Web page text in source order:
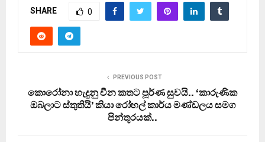
SHARE 0
PREVIOUS POST
කොරෝනා හැදුනු චීන කතට පූර්ණ සුවයි.. ‘කාරුණික
ඔබලාට ස්තුතියි’ කියා රෝහල් කාර්ය මණ්ඩලය සමග
පින්තූරයක්..